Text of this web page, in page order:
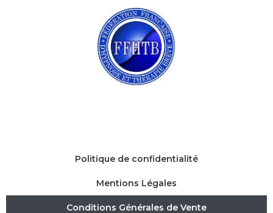
Politique de confidentialité
Mentions Légales
Conditions Générales de Vente